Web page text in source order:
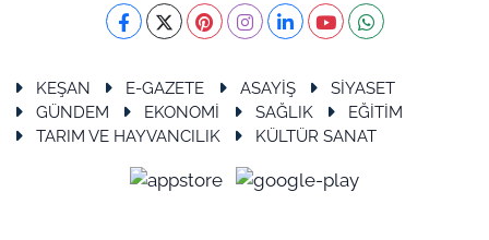
KEŞAN E-GAZETE ASAYİŞ
SİYASET
GÜNDEM
EKONOMİ SAĞLIK
EĞİTİM
TARIM VE HAYVANCILIK
KÜLTÜR SANAT